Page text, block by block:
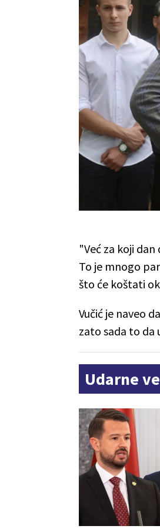
"Već za koji
To je mnogo
što će koštati
Vučić je naveo
zato sada to da
Udarne